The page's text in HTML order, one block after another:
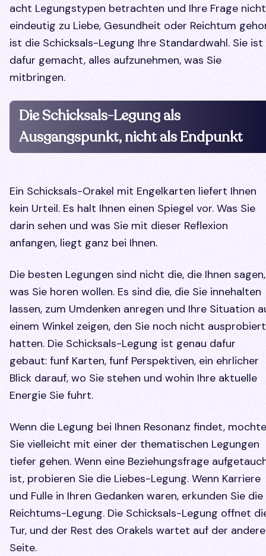
acht Legungstypen betrachten und Ihre Frage nicht
eindeutig zu Liebe, Gesundheit oder Reichtum
ist die Schicksals-Legung Ihre Standardwahl. Sie ist
dafur gemacht, alles aufzunehmen, was Sie
mitbringen.
Die Schicksals-Legung als
Ausgangspunkt, nicht als Endpunkt
Ein Schicksals-Orakel mit Engelkarten liefert Ihnen
kein Urteil. Es halt Ihnen einen Spiegel vor. Was Sie
darin sehen und was Sie mit dieser Reflexion
anfangen, liegt ganz bei Ihnen.
Die besten Legungen sind nicht die, die Ihnen sagen,
was Sie horen wollen. Es sind die, die Sie innehalten
lassen, zum Umdenken anregen und Ihre Situation
einem Winkel zeigen, den Sie noch nicht ausprobiert
hatten. Die Schicksals-Legung ist genau dafur
gebaut: funf Karten, funf Perspektiven, ein ehrlicher
Blick darauf, wo Sie stehen und wohin Ihre aktuelle
Energie Sie fuhrt.
Wenn die Legung bei Ihnen Resonanz findet,
Sie vielleicht mit einer der thematischen Legungen
tiefer gehen. Wenn eine Beziehungsfrage
ist, probieren Sie die Liebes-Legung. Wenn Karriere
und Fulle in Ihren Gedanken waren, erkunden Sie die
Reichtums-Legung. Die Schicksals-Legung offnet
Tur, und der Rest des Orakels wartet auf der
Seite.